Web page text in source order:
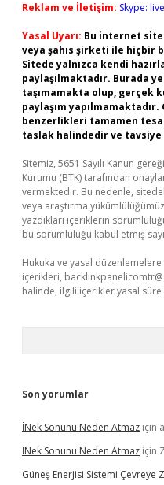
Reklam ve İletişim: Skype:
Yasal Uyarı: Bu internet
veya şahıs şirketi ile hiçbir
Sitede yalnızca kendi
paylaşılmaktadır. Burada
taşımamakta olup, gerçek
paylaşım
benzerlikleri tamamen
taslak halindedir ve
Sitemiz, 5651 Sayılı Kanun
Kurumu (BTK) tarafından
vermektedir. Bu nedenle,
veya araştırma
yazdıkları içeriklerin
bu sorumluluğu kabul etmiş
Hukuka ve yasal
içerikleri,
halinde, ilgili içerikler yasal süre
Son yorumlar
İNek Sonunu Neden Atmaz için
İNek Sonunu Neden Atmaz için
Güneş Enerjisi Sistemi Çevreye